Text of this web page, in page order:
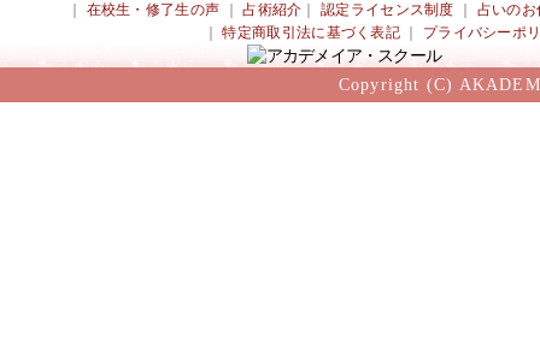
在校生・修了生の声 ｜占術紹介 ｜認定ライセンス制度
占いのお
｜特定商取引法に基づく表記 プライバシーポ
Copyright (C)